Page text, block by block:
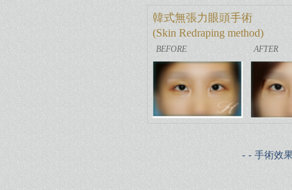
韓式無張力眼頭手術
(Skin Redraping method)
- - 手術效